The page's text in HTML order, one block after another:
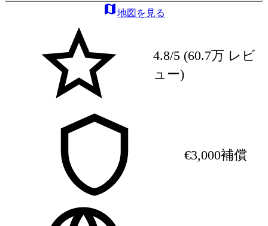
地図を見る
4.8/5 (60.7万 レビ
ュー)
€3,000補償